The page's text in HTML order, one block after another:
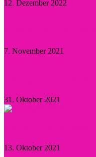
12. Dezember 2022
7. November 2021
31. Oktober 2021
13. Oktober 2021